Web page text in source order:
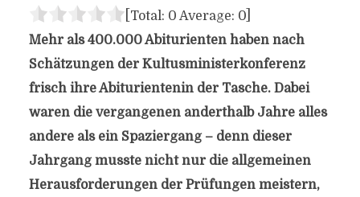
[Total: 0 Average: 0]
Mehr als 400.000 Abiturienten haben nach
Schätzungen der Kultusministerkonferenz
frisch ihre Abiturientenin der Tasche. Dabei
waren die vergangenen anderthalb Jahre alles
andere als ein Spaziergang – denn dieser
Jahrgang musste nicht nur die allgemeinen
Herausforderungen der Prüfungen meistern,